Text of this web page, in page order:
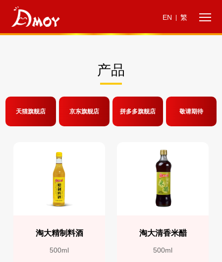
EN 繁
产品
天猫旗舰店 京东旗舰店 拼多多旗舰店 敬请期待
淘大精制料酒
500ml
淘大清香米醋
500ml